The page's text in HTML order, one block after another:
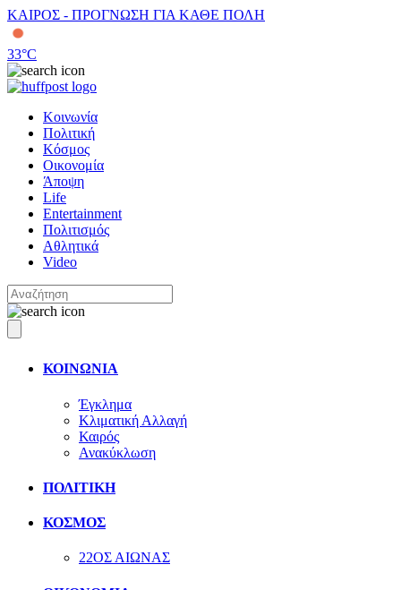
ΚΑΙΡΟΣ - ΠΡΟΓΝΩΣΗ ΓΙΑ ΚΑΘΕ ΠΟΛΗ
33°C
Κοινωνία
Πολιτική
Κόσμος
Οικονομία
Άποψη
Life
Entertainment
Πολιτισμός
Αθλητικά
Video
ΚΟΙΝΩΝΙΑ
Έγκλημα
Κλιματική Αλλαγή
Καιρός
Ανακύκλωση
ΠΟΛΙΤΙΚΗ
ΚΟΣΜΟΣ
22ΟΣ ΑΙΩΝΑΣ